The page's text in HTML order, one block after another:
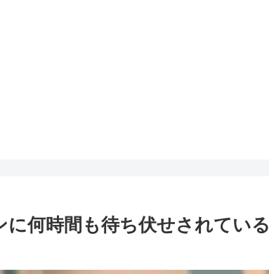
何時間も待ち伏せされている